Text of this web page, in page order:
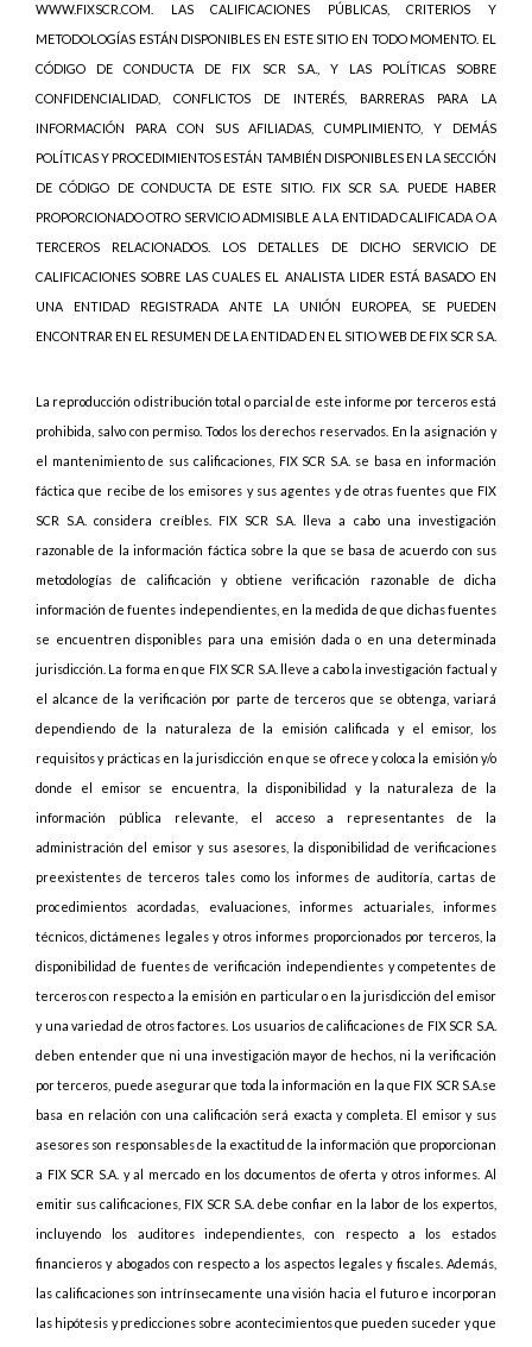
WWW.FIXSCR.COM. LAS CALIFICACIONES PÚBLICAS, CRITERIOS Y
METODOLOGÍAS ESTÁN DISPONIBLES EN ESTE SITIO EN TODO MOMENTO. EL
CÓDIGO DE CONDUCTA DE FIX SCR S.A., Y LAS POLÍTICAS SOBRE
CONFIDENCIALIDAD, CONFLICTOS DE INTERÉS, BARRERAS PARA LA
INFORMACIÓN PARA CON SUS AFILIADAS, CUMPLIMIENTO, Y DEMÁS
POLÍTICAS Y PROCEDIMIENTOS ESTÁN TAMBIÉN DISPONIBLES EN LA SECCIÓN
DE CÓDIGO DE CONDUCTA DE ESTE SITIO. FIX SCR S.A. PUEDE HABER
PROPORCIONADO OTRO SERVICIO ADMISIBLE A LA ENTIDAD CALIFICADA O A
TERCEROS RELACIONADOS. LOS DETALLES DE DICHO SERVICIO DE
CALIFICACIONES SOBRE LAS CUALES EL ANALISTA LIDER ESTÁ BASADO EN
UNA ENTIDAD REGISTRADA ANTE LA UNIÓN EUROPEA, SE PUEDEN
ENCONTRAR EN EL RESUMEN DE LA ENTIDAD EN EL SITIO WEB DE FIX SCR S.A.
La reproducción o distribución total o parcial de este informe por terceros está
prohibida, salvo con permiso. Todos los derechos reservados. En la asignación y
el mantenimiento de sus calificaciones, FIX SCR S.A. se basa en información
fáctica que recibe de los emisores y sus agentes y de otras fuentes que FIX
SCR S.A. considera creíbles. FIX SCR S.A. lleva a cabo una investigación
razonable de la información fáctica sobre la que se basa de acuerdo con sus
metodologías de calificación y obtiene verificación razonable de dicha
información de fuentes independientes, en la medida de que dichas fuentes
se encuentren disponibles para una emisión dada o en una determinada
jurisdicción. La forma en que FIX SCR S.A. lleve a cabo la investigación factual y
el alcance de la verificación por parte de terceros que se obtenga, variará
dependiendo de la naturaleza de la emisión calificada y el emisor, los
requisitos y prácticas en la jurisdicción en que se ofrece y coloca la emisión y/o
donde el emisor se encuentra, la disponibilidad y la naturaleza de la
información pública relevante, el acceso a representantes de la
administración del emisor y sus asesores, la disponibilidad de verificaciones
preexistentes de terceros tales como los informes de auditoría, cartas de
procedimientos acordadas, evaluaciones, informes actuariales, informes
técnicos, dictámenes legales y otros informes proporcionados por terceros, la
disponibilidad de fuentes de verificación independientes y competentes de
terceros con respecto a la emisión en particular o en la jurisdicción del emisor
y una variedad de otros factores. Los usuarios de calificaciones de FIX SCR S.A.
deben entender que ni una investigación mayor de hechos, ni la verificación
por terceros, puede asegurar que toda la información en la que FIX SCR S.A.se
basa en relación con una calificación será exacta y completa. El emisor y sus
asesores son responsables de la exactitud de la información que proporcionan
a FIX SCR S.A. y al mercado en los documentos de oferta y otros informes. Al
emitir sus calificaciones, FIX SCR S.A. debe confiar en la labor de los expertos,
incluyendo los auditores independientes, con respecto a los estados
financieros y abogados con respecto a los aspectos legales y fiscales. Además,
las calificaciones son intrínsecamente una visión hacia el futuro e incorporan
las hipótesis y predicciones sobre acontecimientos que pueden suceder y que